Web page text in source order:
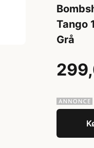
Tango
Grå